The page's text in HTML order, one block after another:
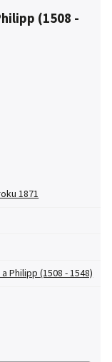
(1508 -
1871
Philipp (1508 - 1548)